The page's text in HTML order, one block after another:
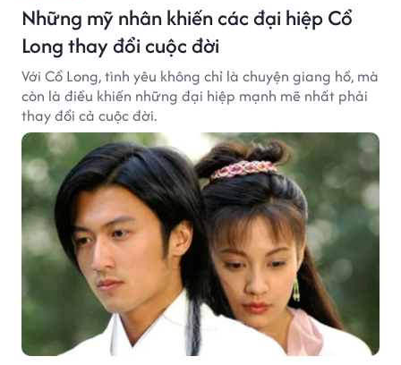
Những mỹ nhân khiến các đại hiệp Cổ
Long thay đổi cuộc đời
Với Cổ Long, tình yêu không chỉ là chuyện giang hồ, mà
còn là điều khiến những đại hiệp mạnh mẽ nhất phải
thay đổi cả cuộc đời.